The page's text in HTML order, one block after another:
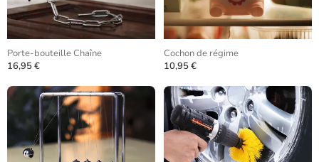
Porte-bouteille Chaîne
16,95 €
Cochon de régime
10,95 €